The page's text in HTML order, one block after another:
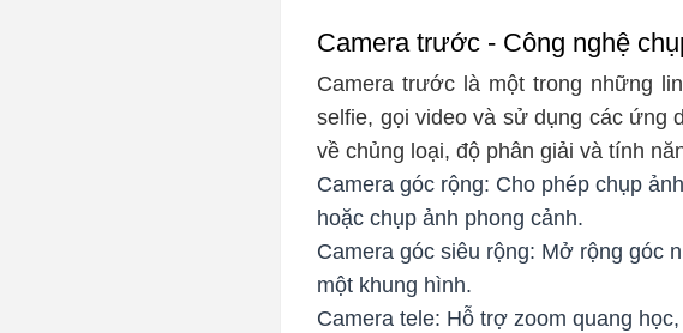
Camera trước - Công nghệ
Camera trước là một trong những
selfie, gọi video và sử dụng các ứng
về chủng loại, độ phân giải và tính
Camera góc rộng: Cho phép chụp
hoặc chụp ảnh phong cảnh.
Camera góc siêu rộng: Mở rộng góc
một khung hình.
Camera tele: Hỗ trợ zoom quang